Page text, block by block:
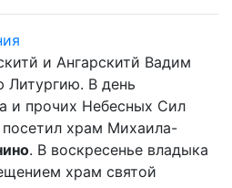
и Ангарскитй Вадим
Литургию. В день
и прочих Небесных Сил
посетил храм Михаила-
. В воскресенье владыка
храм святой